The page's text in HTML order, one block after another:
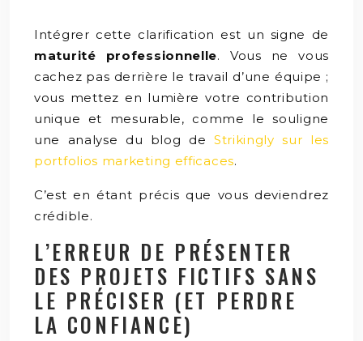
Intégrer cette clarification est un signe de
maturité professionnelle. Vous ne vous
cachez pas derrière le travail d’une équipe ;
vous mettez en lumière votre contribution
unique et mesurable, comme le souligne
une analyse du blog de Strikingly sur les
portfolios marketing efficaces.
C’est en étant précis que vous deviendrez
crédible.
L’ERREUR DE PRÉSENTER
DES PROJETS FICTIFS SANS
LE PRÉCISER (ET PERDRE
LA CONFIANCE)